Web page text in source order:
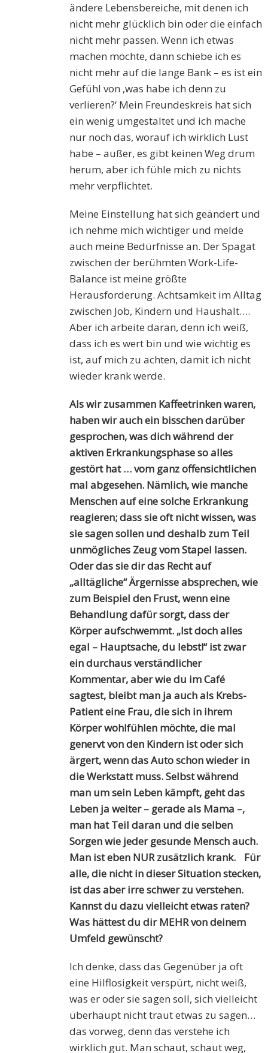
ändere Lebensbereiche, mit denen ich
nicht mehr glücklich bin oder die einfach
nicht mehr passen. Wenn ich etwas
machen möchte, dann schiebe ich es
nicht mehr auf die lange Bank – es ist ein
Gefühl von ‚was habe ich denn zu
verlieren?‘ Mein Freundeskreis hat sich
ein wenig umgestaltet und ich mache
nur noch das, worauf ich wirklich Lust
habe – außer, es gibt keinen Weg drum
herum, aber ich fühle mich zu nichts
mehr verpflichtet.
Meine Einstellung hat sich geändert und
ich nehme mich wichtiger und melde
auch meine Bedürfnisse an. Der Spagat
zwischen der berühmten Work-Life-
Balance ist meine größte
Herausforderung. Achtsamkeit im Alltag
zwischen Job, Kindern und Haushalt….
Aber ich arbeite daran, denn ich weiß,
dass ich es wert bin und wie wichtig es
ist, auf mich zu achten, damit ich nicht
wieder krank werde.
Als wir zusammen Kaffeetrinken waren,
haben wir auch ein bisschen darüber
gesprochen, was dich während der
aktiven Erkrankungsphase so alles
gestört hat … vom ganz offensichtlichen
mal abgesehen. Nämlich, wie manche
Menschen auf eine solche Erkrankung
reagieren; dass sie oft nicht wissen, was
sie sagen sollen und deshalb zum Teil
unmögliches Zeug vom Stapel lassen.
Oder das sie dir das Recht auf
„alltägliche“ Ärgernisse absprechen, wie
zum Beispiel den Frust, wenn eine
Behandlung dafür sorgt, dass der
Körper aufschwemmt. „Ist doch alles
egal – Hauptsache, du lebst!“ ist zwar
ein durchaus verständlicher
Kommentar, aber wie du im Café
sagtest, bleibt man ja auch als Krebs-
Patient eine Frau, die sich in ihrem
Körper wohlfühlen möchte, die mal
genervt von den Kindern ist oder sich
ärgert, wenn das Auto schon wieder in
die Werkstatt muss. Selbst während
man um sein Leben kämpft, geht das
Leben ja weiter – gerade als Mama –,
man hat Teil daran und die selben
Sorgen wie jeder gesunde Mensch auch.
Man ist eben NUR zusätzlich krank. Für
alle, die nicht in dieser Situation stecken,
ist das aber irre schwer zu verstehen.
Kannst du dazu vielleicht etwas raten?
Was hättest du dir MEHR von deinem
Umfeld gewünscht?
Ich denke, dass das Gegenüber ja oft
eine Hilflosigkeit verspürt, nicht weiß,
was er oder sie sagen soll, sich vielleicht
überhaupt nicht traut etwas zu sagen…
das vorweg, denn das verstehe ich
wirklich gut. Man schaut, schaut weg,